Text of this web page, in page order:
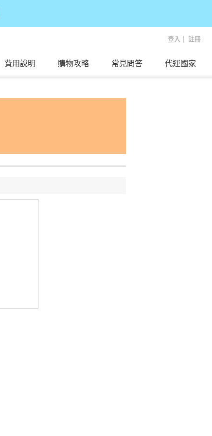
登入 註冊
代運國家
常見問答
購物攻略
費用說明